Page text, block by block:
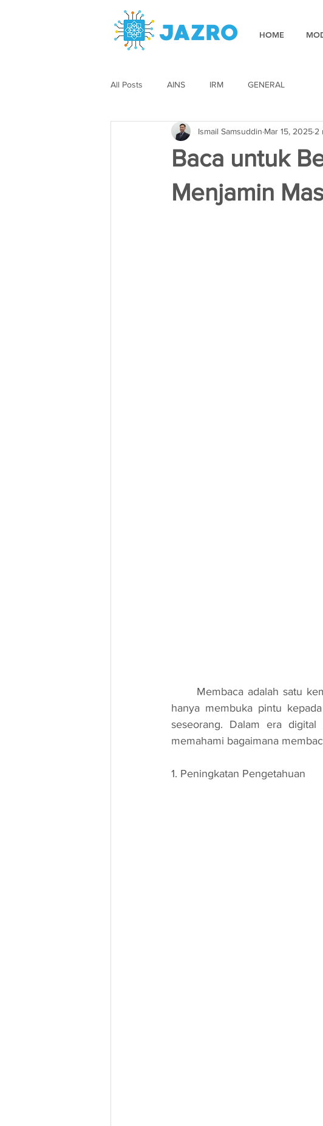
HOME
All Posts AINS IRM GENERAL
Baca untuk
Menjamin
Ismail Samsuddin Mar 15, 2025 2
hanya membuka pintu
seseorang. Dalam era
memahami bagaimana
1. Peningkatan Pengetahuan